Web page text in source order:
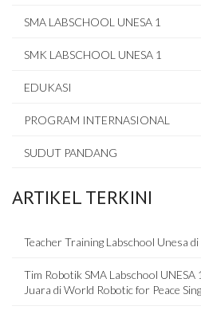
SMA LABSCHOOL UNESA 1
SMK LABSCHOOL UNESA 1
EDUKASI
PROGRAM INTERNASIONAL
SUDUT PANDANG
ARTIKEL TERKINI
Teacher Training Labschool Unesa
Tim Robotik SMA Labschool UNESA
Juara di World Robotic for Peace